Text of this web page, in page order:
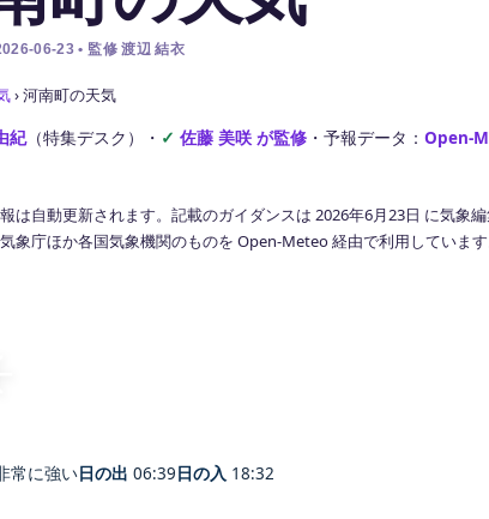
06-23 • 監修 渡辺 結衣
›河南町の天気
紀（特集デスク） ・ 佐藤 美咲 が監修 ・ 予報データ： Open-
は自動更新されます。記載のガイダンスは 2026年6月23日 に気象編
象庁ほか各国気象機関のものを Open-Meteo 経由で利用しています
常に強い日の出 06:39日の入 18:32